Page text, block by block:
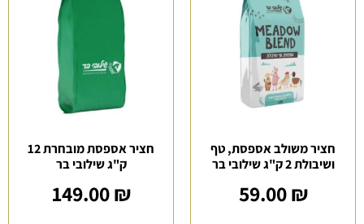
חציר משולב אספסת, טף
ושיבולת 2 ק"ג שילובי בר
59.00₪
חציר אספסת מובחרת 12
ק"ג שילובי בר
149.00₪